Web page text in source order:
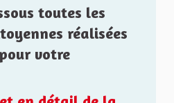
toutes les
réalisées
votre